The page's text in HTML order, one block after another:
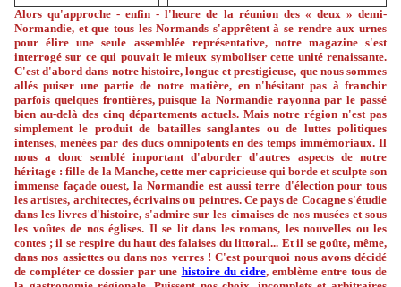
Alors qu'approche - enfin - l'heure de la réunion des « deux » demi-
Normandie, et que tous les Normands s'apprêtent à se rendre aux urnes
pour élire une seule assemblée représentative, notre magazine s'est
interrogé sur ce qui pouvait le mieux symboliser cette unité renaissante.
C'est d'abord dans notre histoire, longue et prestigieuse, que nous sommes
allés puiser une partie de notre matière, en n'hésitant pas à franchir
parfois quelques frontières, puisque la Normandie rayonna par le passé
bien au-delà des cinq départements actuels. Mais notre région n'est pas
simplement le produit de batailles sanglantes ou de luttes politiques
intenses, menées par des ducs omnipotents en des temps immémoriaux. Il
nous a donc semblé important d'aborder d'autres aspects de notre
héritage : fille de la Manche, cette mer capricieuse qui borde et sculpte son
immense façade ouest, la Normandie est aussi terre d'élection pour tous
les artistes, architectes, écrivains ou peintres. Ce pays de Cocagne s'étudie
dans les livres d'histoire, s'admire sur les cimaises de nos musées et sous
les voûtes de nos églises. Il se lit dans les romans, les nouvelles ou les
contes ; il se respire du haut des falaises du littoral... Et il se goûte, même,
dans nos assiettes ou dans nos verres ! C'est pourquoi nous avons décidé
de compléter ce dossier par une histoire du cidre, emblème entre tous de